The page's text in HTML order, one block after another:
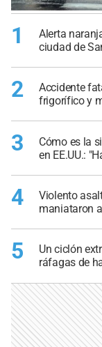
1
Alerta
ciudad de
2
Accidente
frigorífico y
3
Cómo es la
en EE.UU.:
4
Violento
maniataron
5
Un ciclón
ráfagas de